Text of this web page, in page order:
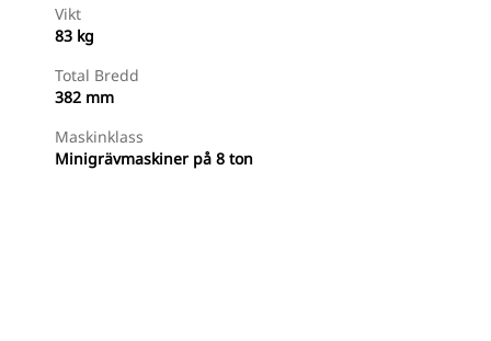
Vikt
83 kg
Total Bredd
382 mm
Maskinklass
Minigrävmaskiner på 8 ton